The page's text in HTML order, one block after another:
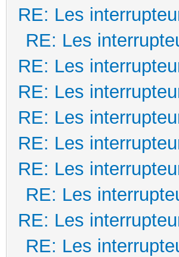
RE: Les
RE: Les
RE: Les
RE: Les
RE: Les
RE: Les
RE: Les
RE: Les
RE: Les
RE: Les